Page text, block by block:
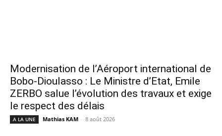
Modernisation de l’Aéroport international de
Bobo-Dioulasso : Le Ministre d’Etat, Emile
ZERBO salue l’évolution des travaux et exige
le respect des délais
A LA UNE Mathias KAM - 8 août 2026